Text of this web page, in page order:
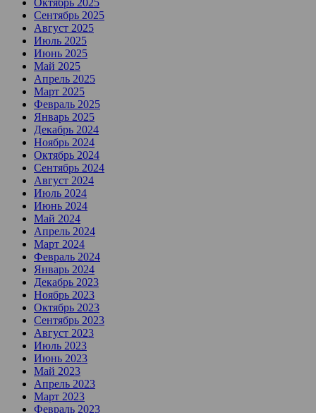
Октябрь 2025
Сентябрь 2025
Август 2025
Июль 2025
Июнь 2025
Май 2025
Апрель 2025
Март 2025
Февраль 2025
Январь 2025
Декабрь 2024
Ноябрь 2024
Октябрь 2024
Сентябрь 2024
Август 2024
Июль 2024
Июнь 2024
Май 2024
Апрель 2024
Март 2024
Февраль 2024
Январь 2024
Декабрь 2023
Ноябрь 2023
Октябрь 2023
Сентябрь 2023
Август 2023
Июль 2023
Июнь 2023
Май 2023
Апрель 2023
Март 2023
Февраль 2023